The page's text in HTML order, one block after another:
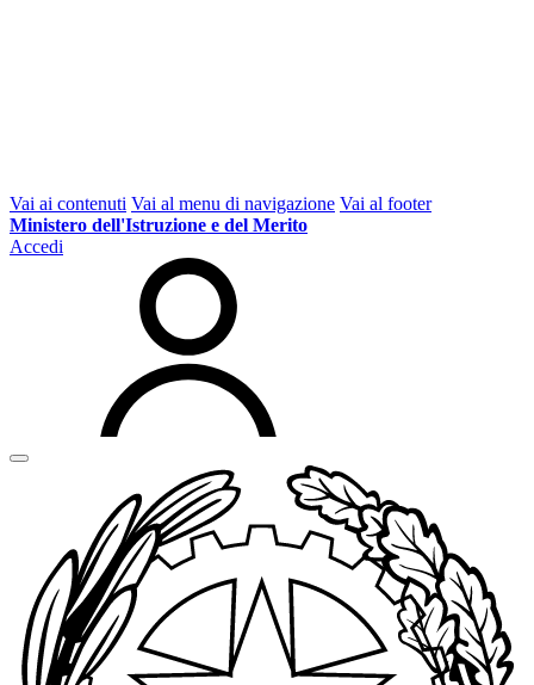
Vai ai contenuti Vai al menu di navigazione Vai al footer
Ministero dell'Istruzione e del Merito
Accedi